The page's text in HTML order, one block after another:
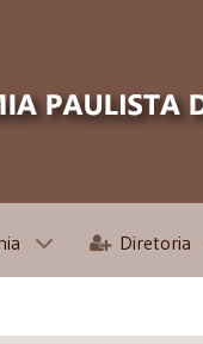
Diretoria